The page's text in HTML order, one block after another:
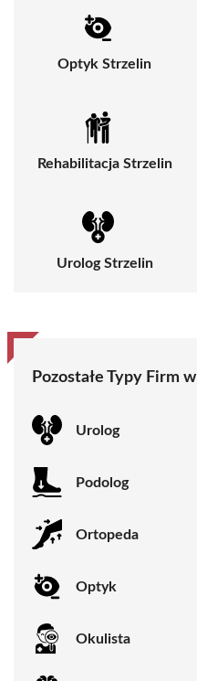
Optyk Strzelin
Rehabilitacja Strzelin
Urolog Strzelin
Pozostałe Typy Firm
Urolog
Podolog
Ortopeda
Optyk
Okulista